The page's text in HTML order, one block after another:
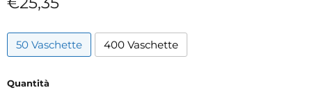
50 Vaschette 400 Vaschette
Quantità